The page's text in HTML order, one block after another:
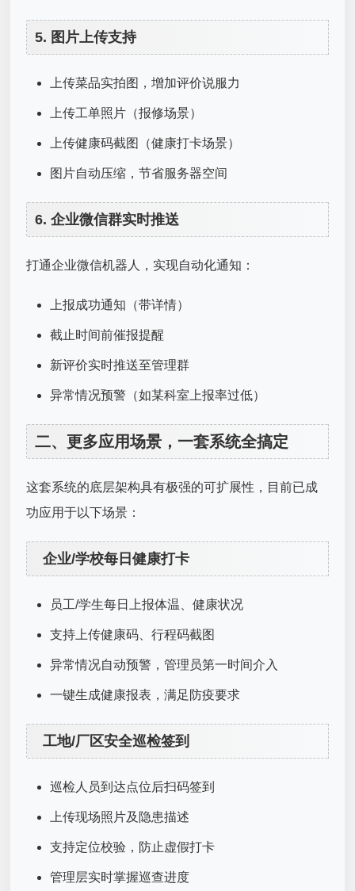
5. 图片上传支持
上传菜品实拍图，增加评价说服力
上传工单照片（报修场景）
上传健康码截图（健康打卡场景）
图片自动压缩，节省服务器空间
6. 企业微信群实时推送
打通企业微信机器人，实现自动化通知：
上报成功通知（带详情）
截止时间前催报提醒
新评价实时推送至管理群
异常情况预警（如某科室上报率过低）
二、更多应用场景，一套系统全搞定
这套系统的底层架构具有极强的可扩展性，目前已成
功应用于以下场景：
企业/学校每日健康打卡
员工/学生每日上报体温、健康状况
支持上传健康码、行程码截图
异常情况自动预警，管理员第一时间介入
一键生成健康报表，满足防疫要求
工地/厂区安全巡检签到
巡检人员到达点位后扫码签到
上传现场照片及隐患描述
支持定位校验，防止虚假打卡
管理层实时掌握巡查进度